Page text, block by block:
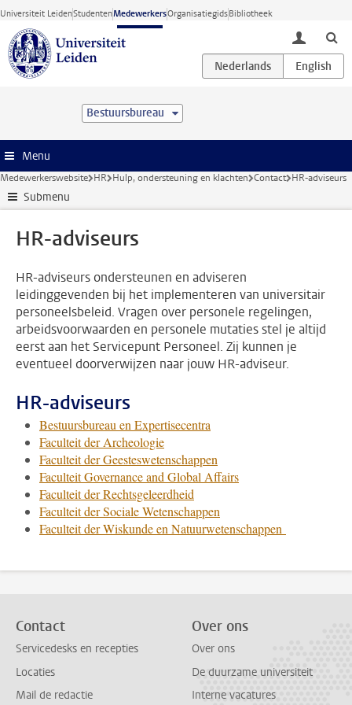
Ga direct naar de inhoud
Universiteit LeidenStudentenMedewerkersOrganisatiegidsBibliotheek
toggle
Bestuursbureau
Menu
Medewerkerswebsite HR Hulp, ondersteuning en klachten Contact HR-adviseurs
Submenu
HR-adviseurs
HR-adviseurs ondersteunen en adviseren
leidinggevenden bij het implementeren van universitair
personeelsbeleid. Vragen over personele regelingen,
arbeidsvoorwaarden en personele mutaties stel je altijd
eerst aan het Servicepunt Personeel. Zij kunnen je
eventueel doorverwijzen naar jouw HR-adviseur.
HR-adviseurs
Bestuursbureau en Expertisecentra
Faculteit der Archeologie
Faculteit der Geesteswetenschappen
Faculteit Governance and Global Affairs
Faculteit der Rechtsgeleerdheid
Faculteit der Sociale Wetenschappen
Faculteit der Wiskunde en Natuurwetenschappen
Contact
Servicedesks en recepties
Locaties
Mail de redactie
Over ons
Over ons
De duurzame universiteit
Interne vacatures